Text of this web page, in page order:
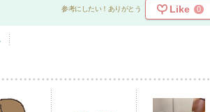
参考にしたい！ありがとう Like 0